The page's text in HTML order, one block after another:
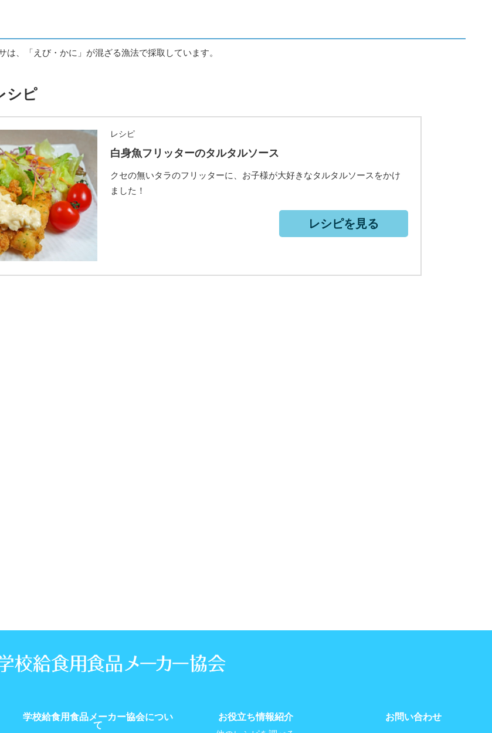
、「えび・かに」が混ざる漁法で採取しています。
シピ
レシピ
白身魚フリッターのタルタルソース
クセの無いタラのフリッターに、お子様が大好きなタルタルソースをかけ
ました！
レシピを見る
学校給食用食品メーカー協会につい
て
お役立ち情報紹介 お問い合わせ